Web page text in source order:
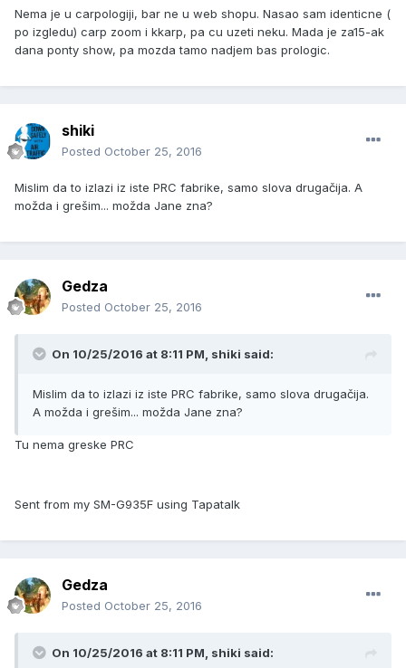
Nema je u carpologiji, bar ne u web shopu. Nasao sam identicne (
po izgledu) carp zoom i kkarp, pa cu uzeti neku. Mada je za15-ak
dana ponty show, pa mozda tamo nadjem bas prologic.
shiki
Posted October 25, 2016
Mislim da to izlazi iz iste PRC fabrike, samo slova drugačija. A
možda i grešim... možda Jane zna?
Gedza
Posted October 25, 2016
On 10/25/2016 at 8:11 PM, shiki said:
Mislim da to izlazi iz iste PRC fabrike, samo slova drugačija.
A možda i grešim... možda Jane zna?
Tu nema greske PRC
Sent from my SM-G935F using Tapatalk
Gedza
Posted October 25, 2016
On 10/25/2016 at 8:11 PM, shiki said: